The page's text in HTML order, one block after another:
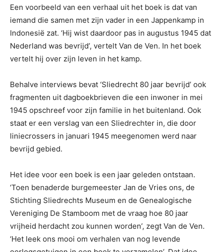
Een voorbeeld van een verhaal uit het boek is dat van
iemand die samen met zijn vader in een Jappenkamp in
Indonesië zat. ‘Hij wist daardoor pas in augustus 1945 dat
Nederland was bevrijd’, vertelt Van de Ven. In het boek
vertelt hij over zijn leven in het kamp.
Behalve interviews bevat ‘Sliedrecht 80 jaar bevrijd’ ook
fragmenten uit dagboekbrieven die een inwoner in mei
1945 opschreef voor zijn familie in het buitenland. Ook
staat er een verslag van een Sliedrechter in, die door
liniecrossers in januari 1945 meegenomen werd naar
bevrijd gebied.
Het idee voor een boek is een jaar geleden ontstaan.
‘Toen benaderde burgemeester Jan de Vries ons, de
Stichting Sliedrechts Museum en de Genealogische
Vereniging De Stamboom met de vraag hoe 80 jaar
vrijheid herdacht zou kunnen worden’, zegt Van de Ven.
‘Het leek ons mooi om verhalen van nog levende